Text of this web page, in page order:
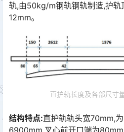
轨,由50kg/m钢轨钢轨制造,护轨
12mm｡
直护轨长度及各部尺寸
结构特点:直护轨轨头宽70mm,